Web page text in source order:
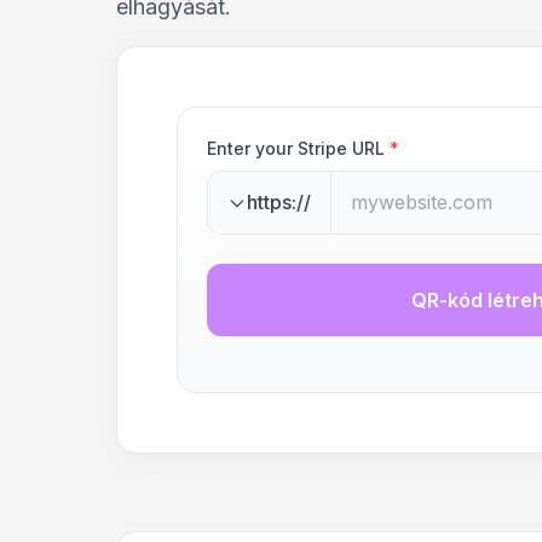
elhagyását.
Enter your Stripe URL *
https://
QR-kód